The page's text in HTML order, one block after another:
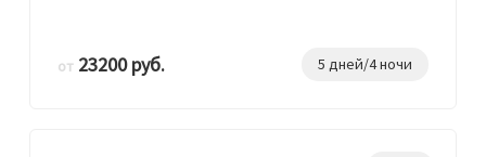
от 23200 руб. 5 дней/4 ночи